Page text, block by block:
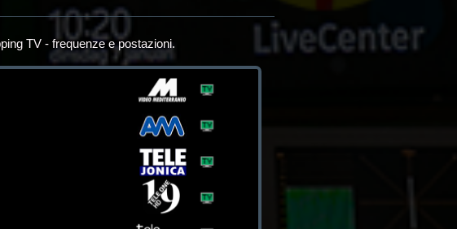
TV - frequenze e postazioni.